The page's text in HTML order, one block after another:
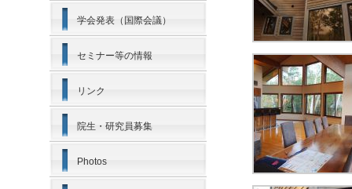
学会発表（国際会議）
セミナー等の情報
リンク
院生・研究員募集
Photos